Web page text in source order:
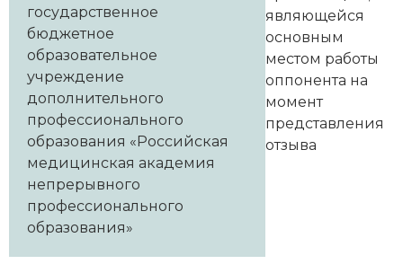
государственное
бюджетное
образовательное
учреждение
дополнительного
профессионального
образования «Российская
медицинская академия
непрерывного
профессионального
образования»
являющейся
основным
местом работы
оппонента на
момент
представления
отзыва